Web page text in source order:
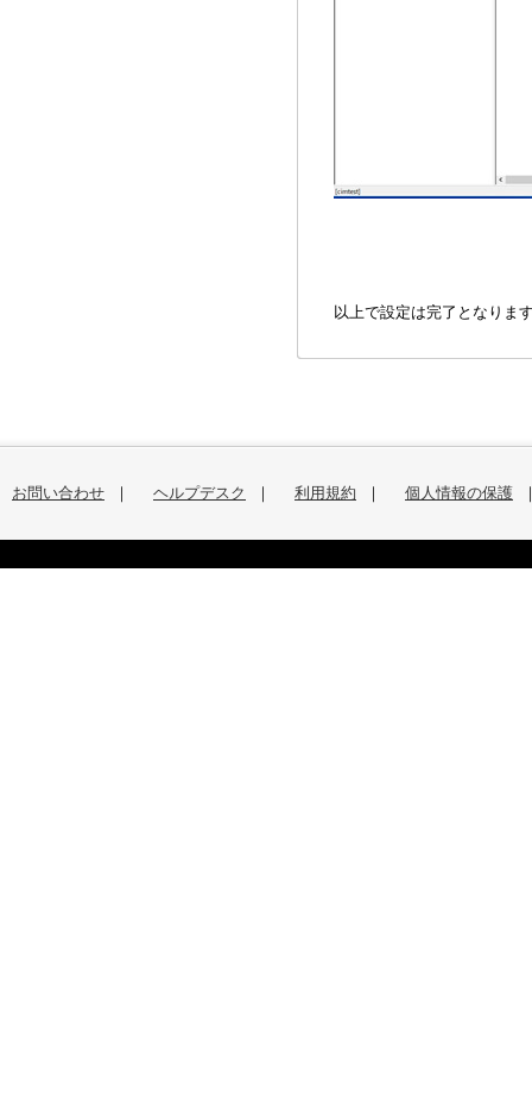
以上で設定は完了となりま
お問い合わせ ｜ ヘルプデスク ｜ 利用規約 ｜ 個人情報の保護